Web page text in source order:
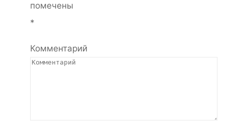
помечены
*
Комментарий